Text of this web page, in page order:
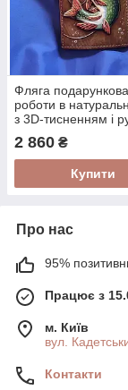
Фляга
роботи в
з 3D-тисненням і
2 860 ₴
Купити
Про нас
95%
Працює з
м. Київ
вул.
Контакти